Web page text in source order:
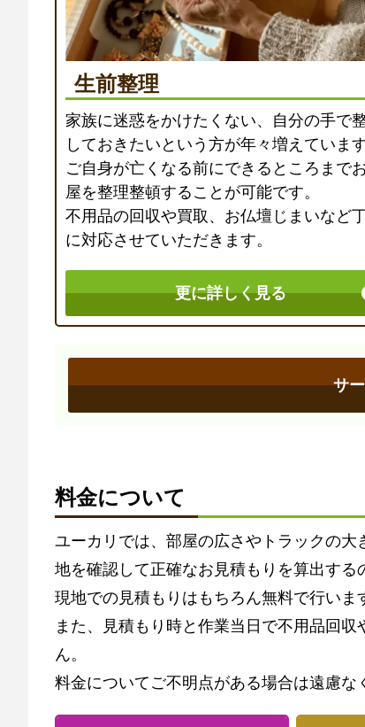
生前整理
家族に迷惑をかけたくない、自分の手で
しておきたいという方が年々増えています
ご自身が亡くなる前にできるところまで
屋を整理整頓することが可能です。
不用品の回収や買取、お仏壇じまいなど
に対応させていただきます。
更に詳しく見る
サ
料金について
ユーカリでは、部屋の広さやトラックの
地を確認して正確なお見積もりを算出する
現地での見積もりはもちろん無料で行いま
また、見積もり時と作業当日で不用品回
ん。
料金についてご不明点がある場合は遠慮な